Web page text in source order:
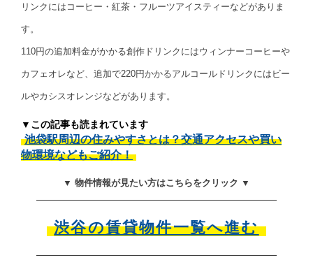
リンクにはコーヒー・紅茶・フルーツアイスティーなどがありま
す。
110円の追加料金がかかる創作ドリンクにはウィンナーコーヒーや
カフェオレなど、追加で220円かかるアルコールドリンクにはビー
ルやカシスオレンジなどがあります。
▼この記事も読まれています
池袋駅周辺の住みやすさとは？交通アクセスや買い
物環境などもご紹介！
▼ 物件情報が見たい方はこちらをクリック ▼
渋谷の賃貸物件一覧へ進む